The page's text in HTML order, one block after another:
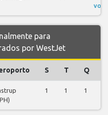
voos
para
por WestJet
S T Q
1 1 1